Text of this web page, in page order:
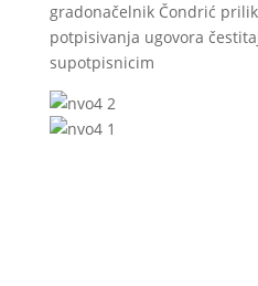
gradonačelnik Čondrić
potpisivanja ugovora
supotpisnicim